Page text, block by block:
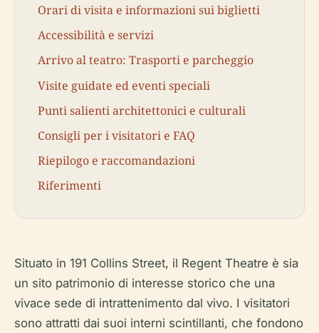
Orari di visita e informazioni sui biglietti
Accessibilità e servizi
Arrivo al teatro: Trasporti e parcheggio
Visite guidate ed eventi speciali
Punti salienti architettonici e culturali
Consigli per i visitatori e FAQ
Riepilogo e raccomandazioni
Riferimenti
Situato in 191 Collins Street, il Regent Theatre è sia
un sito patrimonio di interesse storico che una
vivace sede di intrattenimento dal vivo. I visitatori
sono attratti dai suoi interni scintillanti, che fondono